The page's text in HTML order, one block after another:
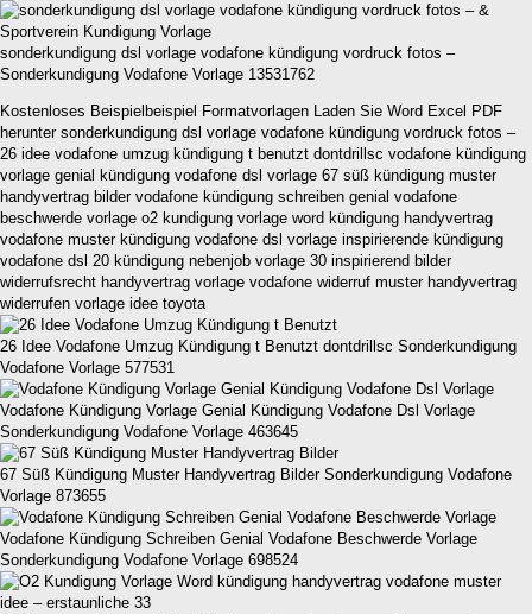
sonderkundigung dsl vorlage vodafone kündigung vordruck fotos –
Sonderkundigung Vodafone Vorlage 13531762
Kostenloses Beispielbeispiel Formatvorlagen Laden Sie Word Excel PDF
herunter sonderkundigung dsl vorlage vodafone kündigung vordruck fotos –
26 idee vodafone umzug kündigung t benutzt dontdrillsc vodafone kündigung
vorlage genial kündigung vodafone dsl vorlage 67 süß kündigung muster
handyvertrag bilder vodafone kündigung schreiben genial vodafone
beschwerde vorlage o2 kundigung vorlage word kündigung handyvertrag
vodafone muster kündigung vodafone dsl vorlage inspirierende kündigung
vodafone dsl 20 kündigung nebenjob vorlage 30 inspirierend bilder
widerrufsrecht handyvertrag vorlage vodafone widerruf muster handyvertrag
widerrufen vorlage idee toyota
26 Idee Vodafone Umzug Kündigung t Benutzt dontdrillsc Sonderkundigung
Vodafone Vorlage 577531
Vodafone Kündigung Vorlage Genial Kündigung Vodafone Dsl Vorlage
Sonderkundigung Vodafone Vorlage 463645
67 Süß Kündigung Muster Handyvertrag Bilder Sonderkundigung Vodafone
Vorlage 873655
Vodafone Kündigung Schreiben Genial Vodafone Beschwerde Vorlage
Sonderkundigung Vodafone Vorlage 698524